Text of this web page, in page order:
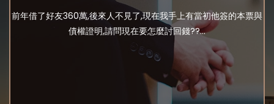
前年借了好友360萬,後來人不見了,現在我手上有當初他簽的本票與
債權證明,請問現在要怎麼討回錢??...